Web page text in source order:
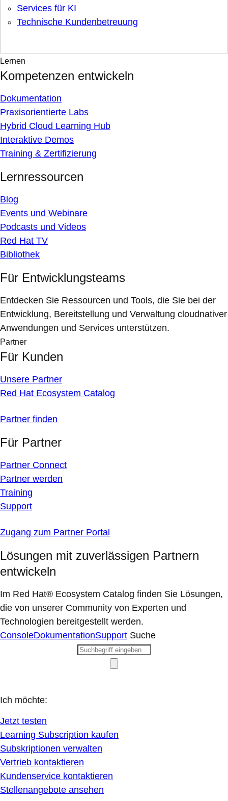
Services für KI
Technische Kundenbetreuung
Lernen
Kompetenzen entwickeln
Dokumentation
Praxisorientierte Labs
Hybrid Cloud Learning Hub
Interaktive Demos
Training & Zertifizierung
Lernressourcen
Blog
Events und Webinare
Podcasts und Videos
Red Hat TV
Bibliothek
Für Entwicklungsteams
Entdecken Sie Ressourcen und Tools, die Sie bei der
Entwicklung, Bereitstellung und Verwaltung cloudnativer
Anwendungen und Services unterstützen.
Partner
Für Kunden
Unsere Partner
Red Hat Ecosystem Catalog
Partner finden
Für Partner
Partner Connect
Partner werden
Training
Support
Zugang zum Partner Portal
Lösungen mit zuverlässigen Partnern
entwickeln
Im Red Hat® Ecosystem Catalog finden Sie Lösungen,
die von unserer Community von Experten und
Technologien bereitgestellt werden.
ConsoleDokumentationSupport Suche
Ich möchte:
Jetzt testen
Learning Subscription kaufen
Subskriptionen verwalten
Vertrieb kontaktieren
Kundenservice kontaktieren
Stellenangebote ansehen